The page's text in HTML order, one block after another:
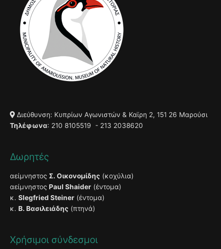
Διεύθυνση: Κυπρίων Αγωνιστών & Καϊρη 2, 151 26 Μαρούσι
Τηλέφωνα: 210 8105519 - 213 2038620
Δωρητές
αείμνηστος Σ. Οικονομίδης (κοχύλια)
αείμνηστος Paul Shaider (έντομα)
κ. Slegfried Steiner (έντομα)
κ. Β. Βασιλειάδης (πτηνά)
Χρήσιμοι σύνδεσμοι